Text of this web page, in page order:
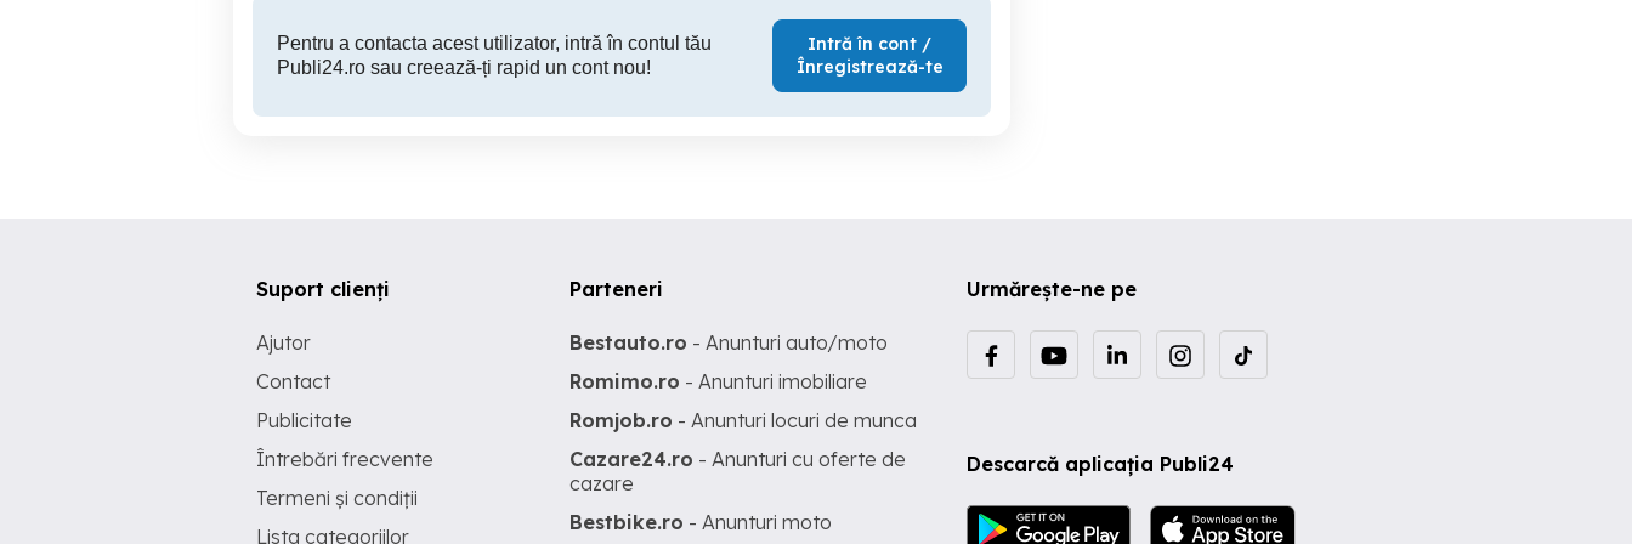
Pentru a contacta acest utilizator, intră în contul tău
Publi24.ro sau creează-ți rapid un cont nou!
Intră în cont /
Înregistrează-te
Urmărește-ne pe
Descarcă aplicația Publi24
Suport clienți
Ajutor
Contact
Publicitate
Întrebări frecvente
Termeni și condiții
Lista categoriilor
Parteneri
Bestauto.ro - Anunturi auto/moto
Romimo.ro - Anunturi imobiliare
Romjob.ro - Anunturi locuri de munca
Cazare24.ro - Anunturi cu oferte de
cazare
Bestbike.ro - Anunturi moto